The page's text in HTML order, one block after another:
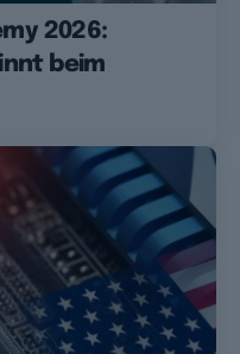
2026:
beim